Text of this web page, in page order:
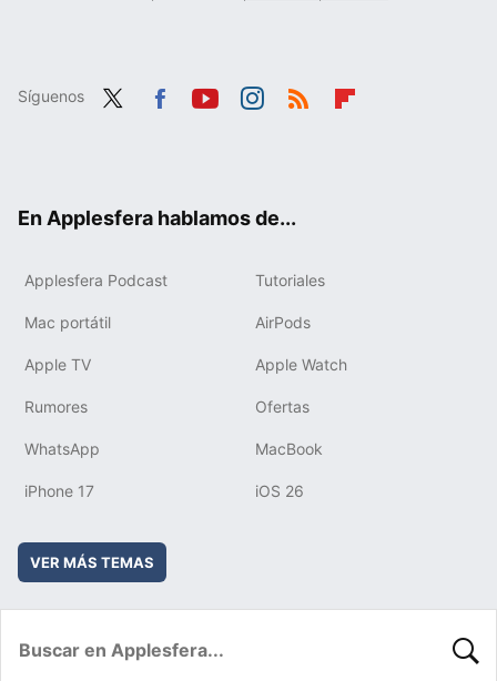
Síguenos
En Applesfera hablamos de...
Applesfera Podcast Tutoriales
Mac portátil AirPods
Apple TV Apple Watch
Rumores Ofertas
WhatsApp MacBook
iPhone 17 iOS 26
VER MÁS TEMAS